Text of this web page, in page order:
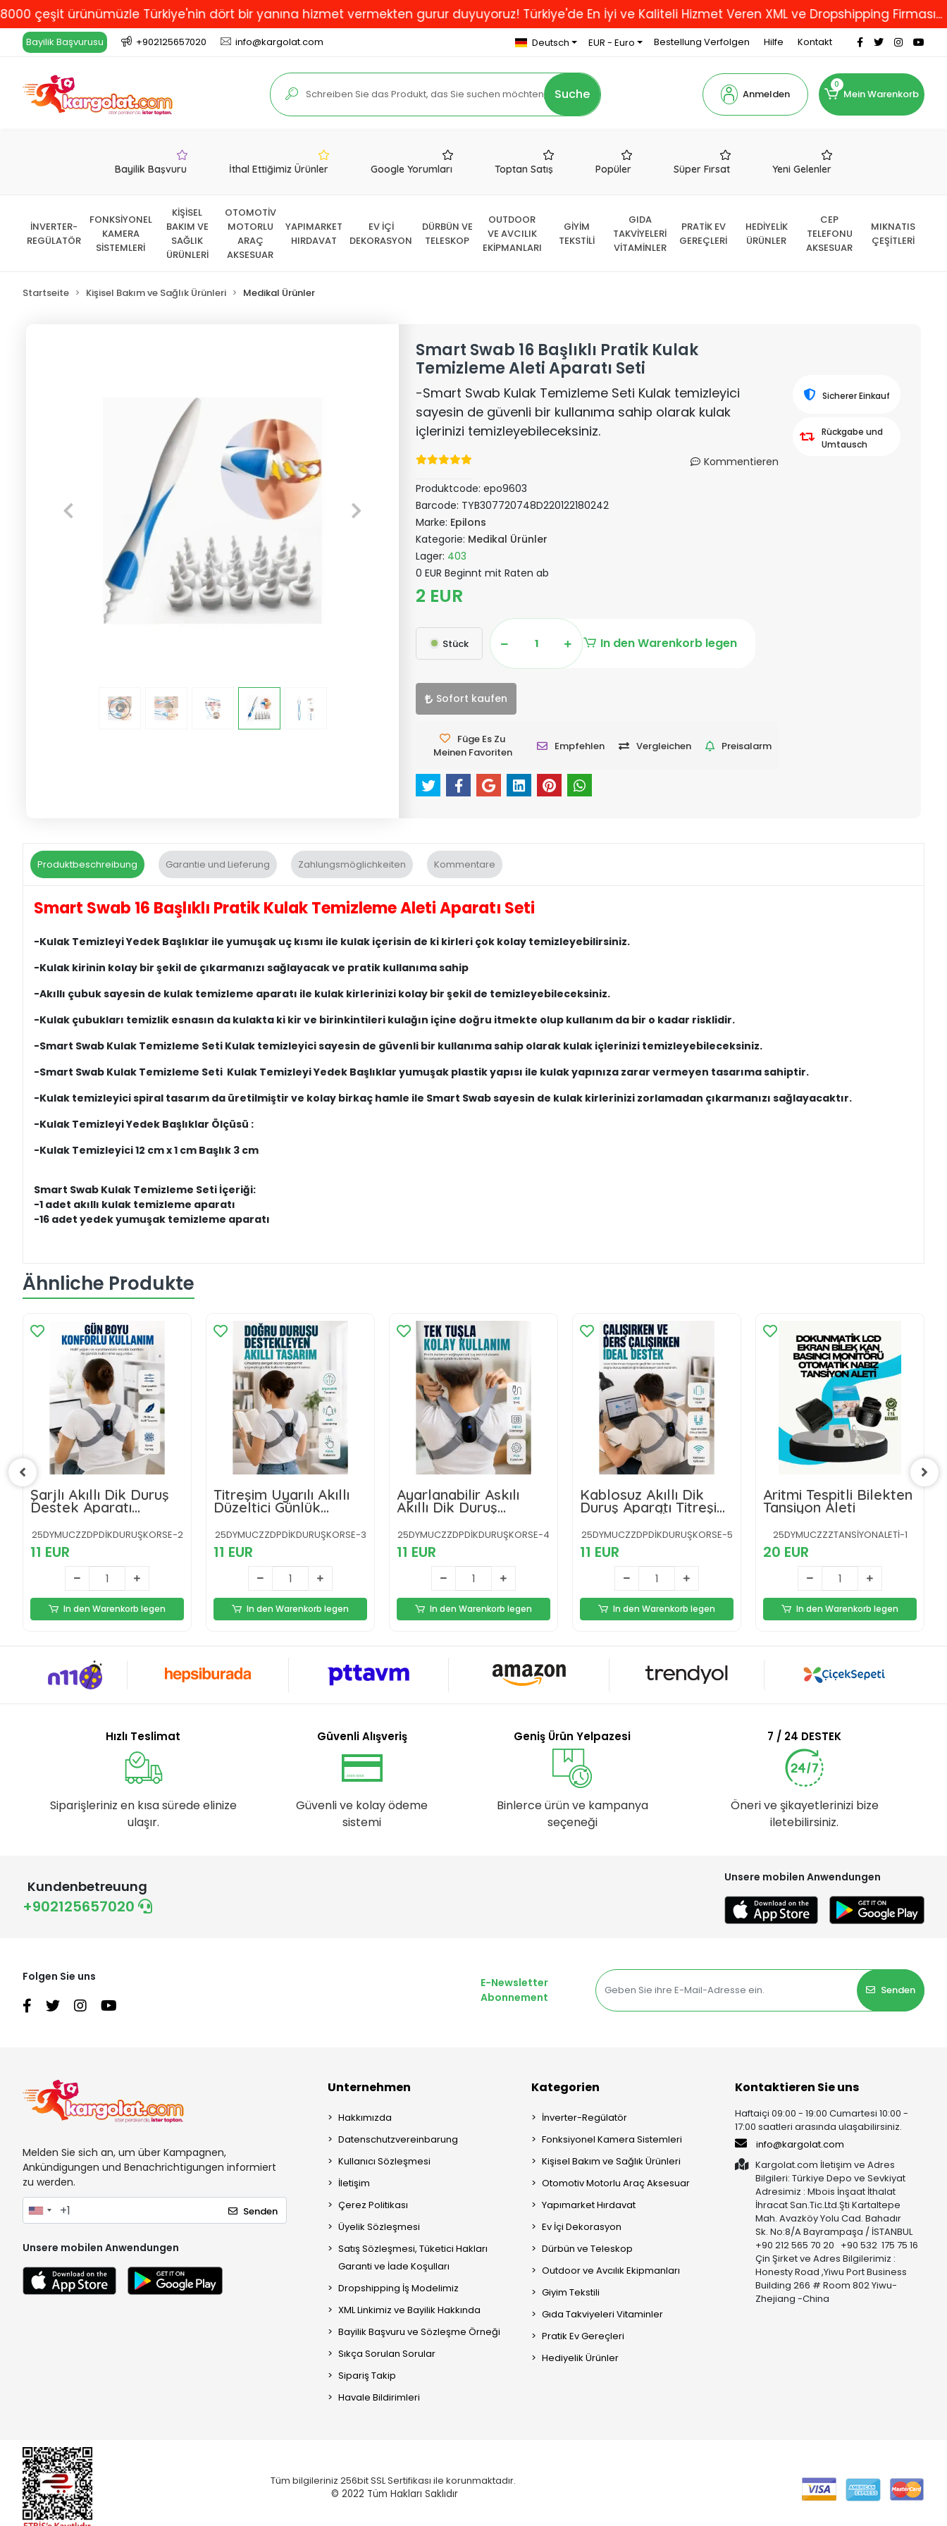
ürünümüzle Türkiye'nin dört bir yanına hizmet vermekten gurur duyuyoruz! Türkiye'de En İyi ve Kaliteli Hizmet Veren XML ve Dropshipping Firması...
Bayilik Başvurusu +902125657020 info@kargolat.com Deutsch EUR - Euro Bestellung Verfolgen Hilfe Kontakt
Suche Anmelden
0
Mein Warenkorb
Bayilik Başvuru İthal Ettiğimiz Ürünler Google Yorumları Toptan Satış Popüler Süper Fırsat Yeni Gelenler
İNVERTER-
REGÜLATÖR
FONKSİYONEL
KAMERA
SİSTEMLERİ
KİŞİSEL
BAKIM VE
SAĞLIK
ÜRÜNLERİ
OTOMOTİV
MOTORLU
ARAÇ
AKSESUAR
YAPIMARKET
HIRDAVAT
EV İÇİ
DEKORASYON
DÜRBÜN VE
TELESKOP
OUTDOOR
VE AVCILIK
EKİPMANLARI
GİYİM
TEKSTİLİ
GIDA
TAKVİYELERİ
VİTAMİNLER
PRATİK EV
GEREÇLERİ
HEDİYELİK
ÜRÜNLER
CEP
TELEFONU
AKSESUAR
MIKNATIS
ÇEŞİTLERİ
Startseite Kişisel Bakım ve Sağlık Ürünleri Medikal Ürünler
Smart Swab 16 Başlıklı Pratik Kulak
Temizleme Aleti Aparatı Seti
-Smart Swab Kulak Temizleme Seti Kulak temizleyici
sayesin de güvenli bir kullanıma sahip olarak kulak
içlerinizi temizleyebileceksiniz.
Kommentieren
Produktcode:epo9603
Barcode: TYB307720748D220122180242
Marke: Epilons
Kategorie: Medikal Ürünler
Lager: 403
0 EUR Beginnt mit Raten ab
2 EUR
Stück In den Warenkorb legen
Sofort kaufen
Füge Es Zu
Meinen Favoriten
Empfehlen Vergleichen Preisalarm
Sicherer Einkauf
Rückgabe und
Umtausch
Produktbeschreibung Garantie und Lieferung Zahlungsmöglichkeiten Kommentare
Smart Swab 16 Başlıklı Pratik Kulak Temizleme Aleti Aparatı Seti
-Kulak Temizleyi Yedek Başlıklar ile yumuşak uç kısmı ile kulak içerisin de ki kirleri çok kolay temizleyebilirsiniz.
-Kulak kirinin kolay bir şekil de çıkarmanızı sağlayacak ve pratik kullanıma sahip
-Akıllı çubuk sayesin de kulak temizleme aparatı ile kulak kirlerinizi kolay bir şekil de temizleyebileceksiniz.
-Kulak çubukları temizlik esnasın da kulakta ki kir ve birinkintileri kulağın içine doğru itmekte olup kullanım da bir o kadar risklidir.
-Smart Swab Kulak Temizleme Seti Kulak temizleyici sayesin de güvenli bir kullanıma sahip olarak kulak içlerinizi temizleyebileceksiniz.
-Smart Swab Kulak Temizleme Seti Kulak Temizleyi Yedek Başlıklar yumuşak plastik yapısı ile kulak yapınıza zarar vermeyen tasarıma sahiptir.
-Kulak temizleyici spiral tasarım da üretilmiştir ve kolay birkaç hamle ile Smart Swab sayesin de kulak kirlerinizi zorlamadan çıkarmanızı sağlayacaktır.
-Kulak Temizleyi Yedek Başlıklar Ölçüsü :
-Kulak Temizleyici 12 cm x 1 cm Başlık 3 cm
Smart Swab Kulak Temizleme Seti İçeriği:
-1 adet akıllı kulak temizleme aparatı
-16 adet yedek yumuşak temizleme aparatı
Ähnliche Produkte
Titreşim Uyarılı Akıllı
Düzeltici Günlük
Kullanıma Uygun Dik
Duruş Cihazı
25DYMUCZZDPDİKDURUŞKORSE-3
11 EUR
In den Warenkorb legen
Ayarlanabilir Askılı
Akıllı Dik Duruş
Göstergeli Dik Duruş
Cihazı
25DYMUCZZDPDİKDURUŞKORSE-4
11 EUR
In den Warenkorb legen
Kablosuz Akıllı Dik
Duruş Aparatı Titreşim
Hatırlatma Özellikli
Destekleyici
25DYMUCZZDPDİKDURUŞKORSE-5
11 EUR
In den Warenkorb legen
Aritmi Tespitli Bilekten
Tansiyon Aleti
25DYMUCZZZTANSİYONALETİ-1
20 EUR
In den Warenkorb legen
Çift Kullanıcı Hafızalı
Tansiyon Ölçer
25DYMUCZZZTANSİYONALETİ-2
20 EUR
In den Warenkorb legen
Hızlı Teslimat
Siparişleriniz en kısa sürede elinize
ulaşır.
Güvenli Alışveriş
Güvenli ve kolay ödeme
sistemi
Geniş Ürün Yelpazesi
Binlerce ürün ve kampanya
seçeneği
7 / 24 DESTEK
Öneri ve şikayetlerinizi bize
iletebilirsiniz.
Kundenbetreuung
+902125657020
Unsere mobilen Anwendungen
Folgen Sie uns
E-Newsletter
Abonnement
Senden
Melden Sie sich an, um über Kampagnen,
Ankündigungen und Benachrichtigungen informiert
zu werden.
Senden
Unsere mobilen Anwendungen
Unternehmen
Hakkımızda
Datenschutzvereinbarung
Kullanıcı Sözleşmesi
İletişim
Çerez Politikası
Üyelik Sözleşmesi
Satış Sözleşmesi, Tüketici Hakları
Garanti ve İade Koşulları
Dropshipping İş Modelimiz
XML Linkimiz ve Bayilik Hakkında
Bayilik Başvuru ve Sözleşme Örneği
Sıkça Sorulan Sorular
Sipariş Takip
Havale Bildirimleri
Kategorien
İnverter-Regülatör
Fonksiyonel Kamera Sistemleri
Kişisel Bakım ve Sağlık Ürünleri
Otomotiv Motorlu Araç Aksesuar
Yapımarket Hırdavat
Ev İçi Dekorasyon
Dürbün ve Teleskop
Outdoor ve Avcılık Ekipmanları
Giyim Tekstili
Gıda Takviyeleri Vitaminler
Pratik Ev Gereçleri
Hediyelik Ürünler
Kontaktieren Sie uns
Haftaiçi 09:00 - 19:00 Cumartesi 10:00 -
17:00 saatleri arasında ulaşabilirsiniz.
info@kargolat.com
Kargolat.com İletişim ve Adres
Bilgileri: Türkiye Depo ve Sevkiyat
Adresimiz : Mbois İnşaat İthalat
İhracat San.Tic.Ltd.Şti Kartaltepe
Mah. Avazköy Yolu Cad. Bahadır
Sk. No:8/A Bayrampaşa / İSTANBUL
+90 212 565 70 20 +90 532 175 75 16
Çin Şirket ve Adres Bilgilerimiz :
Honesty Road ,Yiwu Port Business
Building 266 # Room 802 Yiwu-
Zhejiang -China
Tüm bilgileriniz 256bit SSL Sertifikası ile korunmaktadır.
© 2022 Tüm Hakları Saklıdır